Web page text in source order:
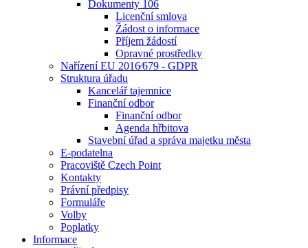
Dokumenty 106
Licenční smlova
Žádost o informace
Příjem žádostí
Opravné prostředky
Nařízení EU 2016⁄679 - GDPR
Struktura úřadu
Kancelář tajemnice
Finanční odbor
Finanční odbor
Agenda hřbitova
Stavební úřad a správa majetku města
E-podatelna
Pracoviště Czech Point
Kontakty
Právní předpisy
Formuláře
Volby
Poplatky
Informace